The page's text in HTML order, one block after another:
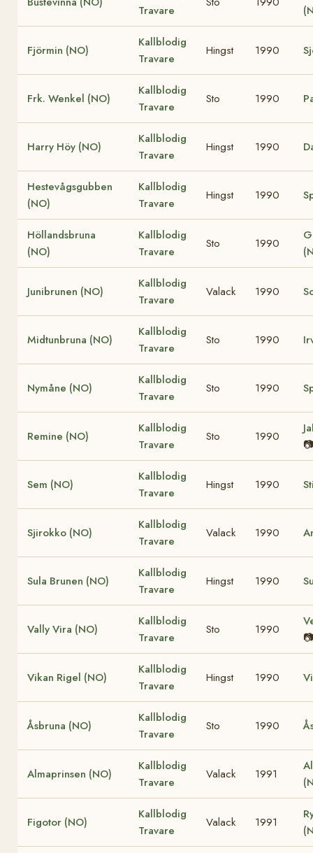
Travare
Fjörmin (NO)
Kallblodig
Travare
Hingst 1990
Frk. Wenkel (NO)
Kallblodig
Travare
Sto 1990
Harry Höy (NO)
Kallblodig
Travare
Hingst 1990
Hestevågsgubben
(NO)
Kallblodig
Travare
Hingst 1990
Höllandsbruna
(NO)
Kallblodig
Travare
Sto 1990
Junibrunen (NO)
Kallblodig
Travare
Valack 1990
Midtunbruna (NO)
Kallblodig
Travare
Sto 1990
Nymåne (NO)
Kallblodig
Travare
Sto 1990
Remine (NO)
Kallblodig
Travare
Sto 1990
📷
Sem (NO)
Kallblodig
Travare
Hingst 1990
Sjirokko (NO)
Kallblodig
Travare
Valack 1990
Sula Brunen (NO)
Kallblodig
Travare
Hingst 1990
Vally Vira (NO)
Kallblodig
Travare
Sto 1990
📷
Vikan Rigel (NO)
Kallblodig
Travare
Hingst 1990
Åsbruna (NO)
Kallblodig
Travare
Sto 1990
Almaprinsen (NO)
Kallblodig
Travare
Valack 1991
Figotor (NO)
Kallblodig
Travare
Valack 1991